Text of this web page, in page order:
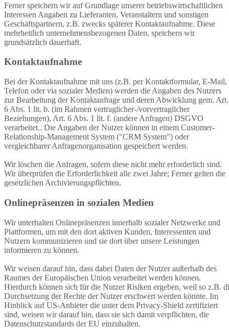
Ferner speichern wir auf Grundlage unserer betriebswirtschaftlichen
Interessen Angaben zu Lieferanten, Veranstaltern und sonstigen
Geschäftspartnern, z.B. zwecks späterer Kontaktaufnahme. Diese
mehrheitlich unternehmensbezogenen Daten, speichern wir
grundsätzlich dauerhaft.
Kontaktaufnahme
Bei der Kontaktaufnahme mit uns (z.B. per Kontaktformular, E-Mail,
Telefon oder via sozialer Medien) werden die Angaben des Nutzers
zur Bearbeitung der Kontaktanfrage und deren Abwicklung gem. Art.
6 Abs. 1 lit. b. (im Rahmen vertraglicher-/vorvertraglicher
Beziehungen), Art. 6 Abs. 1 lit. f. (andere Anfragen) DSGVO
verarbeitet.. Die Angaben der Nutzer können in einem Customer-
Relationship-Management System ("CRM System") oder
vergleichbarer Anfragenorganisation gespeichert werden.
Wir löschen die Anfragen, sofern diese nicht mehr erforderlich sind.
Wir überprüfen die Erforderlichkeit alle zwei Jahre; Ferner gelten die
gesetzlichen Archivierungspflichten.
Onlinepräsenzen in sozialen Medien
Wir unterhalten Onlinepräsenzen innerhalb sozialer Netzwerke und
Plattformen, um mit den dort aktiven Kunden, Interessenten und
Nutzern kommunizieren und sie dort über unsere Leistungen
informieren zu können.
Wir weisen darauf hin, dass dabei Daten der Nutzer außerhalb des
Raumes der Europäischen Union verarbeitet werden können.
Hierdurch können sich für die Nutzer Risiken ergeben, weil so z.B.
Durchsetzung der Rechte der Nutzer erschwert werden könnte. Im
Hinblick auf US-Anbieter die unter dem Privacy-Shield zertifiziert
sind, weisen wir darauf hin, dass sie sich damit verpflichten, die
Datenschutzstandards der EU einzuhalten.